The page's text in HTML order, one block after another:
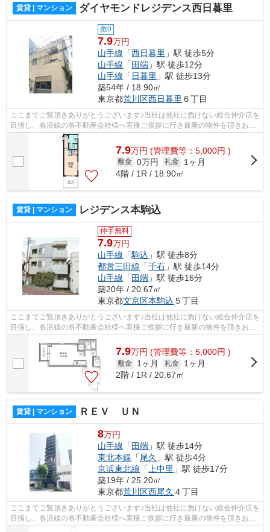
賃貸 | マンション ダイヤモンドレジデンス西日暮里
敷0
7.9万円
山手線 「西日暮里 」駅 徒歩5分
山手線 「 田端 」駅 徒歩12分
山手線 「 日暮里 」駅 徒歩13分
築54年 / 18.90㎡
東京都荒川区西日暮里 ６丁目
ここまでご覧頂きありがとうございます♪当社は他社に負けない総合仲介店を
目指し、各沿線の各不動産会社様へ直接ご挨拶に行き最新の物件を頂きお客
様へ提供しております！最新の情報は...
7.9万円 (管理費等：5,000円 )
敷金 0万円 礼金
1ヶ月
4階 / 1R / 18.90㎡
賃貸 | マンション レジデンス本駒込
仲手無料
7.9万円
山手線 「駒込 」駅 徒歩8分
都営三田線 「千石 」駅 徒歩14分
山手線 「 田端 」駅 徒歩16分
築20年 / 20.67㎡
東京都文京区本駒込 ５丁目
ここまでご覧頂きありがとうございます♪当社は他社に負けない総合仲介店を
目指し、各沿線の各不動産会社様へ直接ご挨拶に行き最新の物件を頂きお客
様へ提供しております！最新の情報は...
7.9万円 (管理費等：5,000円 )
敷金 1ヶ月 礼金
1ヶ月
2階 / 1R / 20.67㎡
賃貸 | マンション ＲＥＶ ＵＮ
8万円
山手線 「田端 」駅 徒歩14分
東北本線 「尾久 」駅 徒歩4分
京浜東北線 「 上中里 」駅 徒歩17分
築19年 / 25.20㎡
東京都荒川区西尾久 ４丁目
ここまでご覧頂きありがとうございます♪当社は他社に負けない総合仲介店を
目指し、各沿線の各不動産会社様へ直接ご挨拶に行き最新の物件を頂きお客
様へ提供しております！最新の情報は...